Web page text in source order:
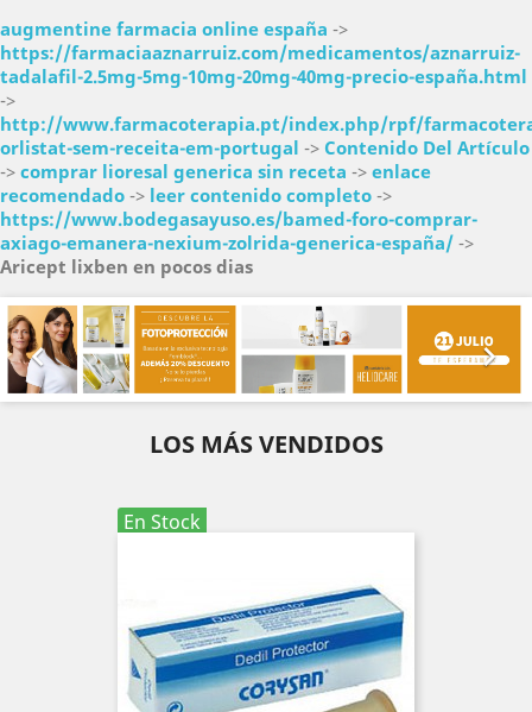
augmentine farmacia online españa ->
https://farmaciaaznarruiz.com/medicamentos/aznarruiz-
tadalafil-2.5mg-5mg-10mg-20mg-40mg-precio-españa.html
->
http://www.farmacoterapia.pt/index.php/rpf/
orlistat-sem-receita-em-portugal -> Contenido Del Artículo
-> comprar lioresal generica sin receta -> enlace
recomendado -> leer contenido completo ->
https://www.bodegasayuso.es/bamed-foro-comprar-
axiago-emanera-nexium-zolrida-generica-españa/ ->
Aricept lixben en pocos dias

Anterior

LOS MÁS VENDIDOS
En Stock